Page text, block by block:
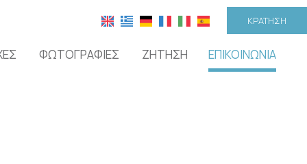
ΚΡΆΤΗΣΗ
ΦΩΤΟΓΡΑΦΊΕΣ ΖΉΤΗΣΗ ΕΠΙΚΟΙΝΩΝΊΑ